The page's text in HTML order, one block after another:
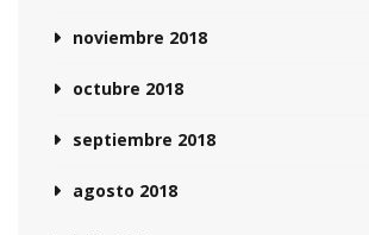
noviembre 2018
octubre 2018
septiembre 2018
agosto 2018